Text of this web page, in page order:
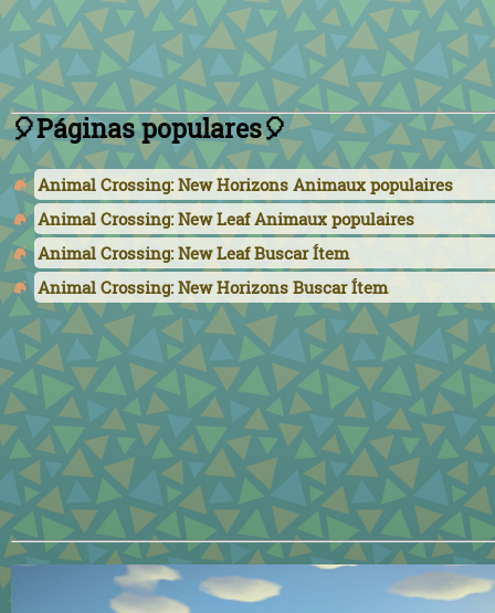
🎈Páginas populares🎈
Animal Crossing: New Horizons Animaux populaires
Animal Crossing: New Leaf Animaux populaires
Animal Crossing: New Leaf Buscar Ítem
Animal Crossing: New Horizons Buscar Ítem